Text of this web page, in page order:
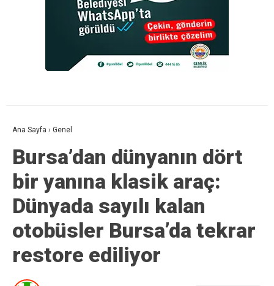
Ana Sayfa › Genel
Bursa’dan dünyanın dört
bir yanına klasik araç:
Dünyada sayılı kalan
otobüsler Bursa’da tekrar
restore ediliyor